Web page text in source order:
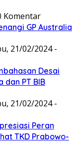
Komentar
GP Australia
21/02/2024 -
Desai
PT BIB
21/02/2024 -
Peran
TKD Prabowo-